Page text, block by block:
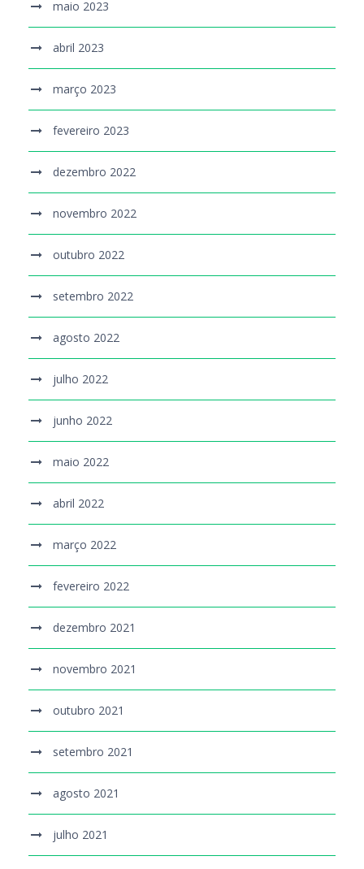
maio 2023
abril 2023
março 2023
fevereiro 2023
dezembro 2022
novembro 2022
outubro 2022
setembro 2022
agosto 2022
julho 2022
junho 2022
maio 2022
abril 2022
março 2022
fevereiro 2022
dezembro 2021
novembro 2021
outubro 2021
setembro 2021
agosto 2021
julho 2021